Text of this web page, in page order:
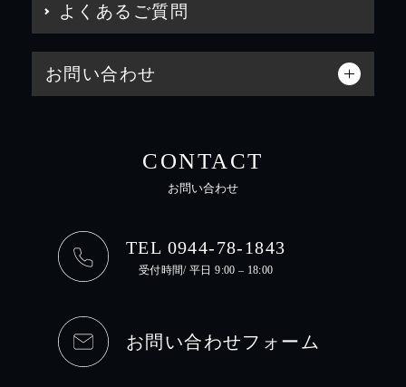
よくあるご質問
お問い合わせ
CONTACT
お問い合わせ
TEL 0944-78-1843
受付時間/ 平日 9:00 – 18:00
お問い合わせフォーム